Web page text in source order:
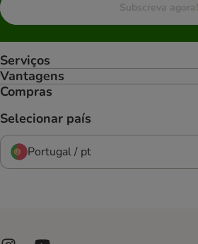
Subscreva agora!
Serviços
Vantagens
Compras
Selecionar país
Portugal / pt